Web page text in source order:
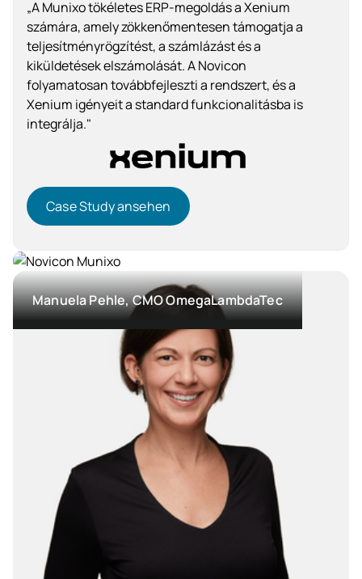
„A Munixo tökéletes ERP-megoldás a Xenium
számára, amely zökkenőmentesen támogatja a
teljesítményrögzítést, a számlázást és a
kiküldetések elszámolását. A Novicon
folyamatosan továbbfejleszti a rendszert, és a
Xenium igényeit a standard funkcionalitásba is
integrálja."
Case Study ansehen
Szolgáltatóipar
Manuela Pehle, CMO OmegaLambdaTec